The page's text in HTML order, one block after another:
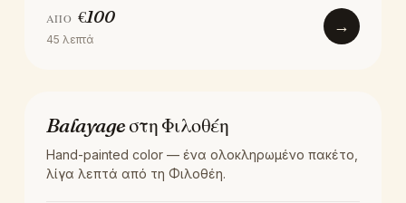
ΑΠΌ €100
45 λεπτά
→
ΧΡΏΜΑ
Balayage στη Φιλοθέη
Hand-painted color — ένα ολοκληρωμένο πακέτο,
λίγα λεπτά από τη Φιλοθέη.